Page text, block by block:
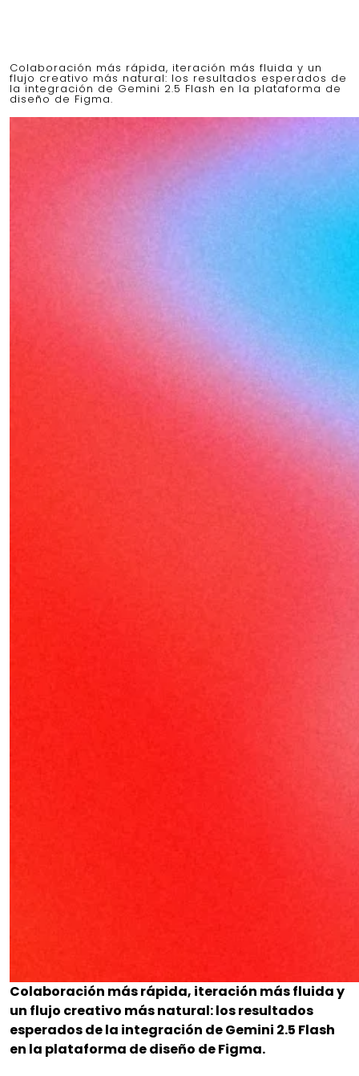
Colaboración más rápida, iteración más fluida y un
flujo creativo más natural: los resultados esperados de
la integración de Gemini 2.5 Flash en la plataforma de
diseño de Figma.
Colaboración más rápida, iteración más fluida y
un flujo creativo más natural: los resultados
esperados de la integración de Gemini 2.5 Flash
en la plataforma de diseño de Figma.